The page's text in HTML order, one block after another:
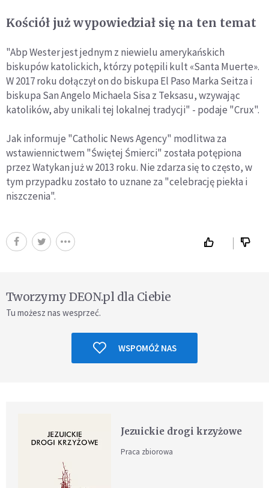
Kościół już wypowiedział się na ten temat
"Abp Wester jest jednym z niewielu amerykańskich
biskupów katolickich, którzy potępili kult «Santa Muerte».
W 2017 roku dołączył on do biskupa El Paso Marka Seitza i
biskupa San Angelo Michaela Sisa z Teksasu, wzywając
katolików, aby unikali tej lokalnej tradycji" - podaje "Crux".
Jak informuje "Catholic News Agency" modlitwa za
wstawiennictwem "Świętej Śmierci" została potępiona
przez Watykan już w 2013 roku. Nie zdarza się to często, w
tym przypadku zostało to uznane za "celebrację piekła i
niszczenia".
Tworzymy DEON.pl dla Ciebie
Tu możesz nas wesprzeć.
WSPOMÓŻ NAS
Jezuickie drogi krzyżowe
Praca zbiorowa